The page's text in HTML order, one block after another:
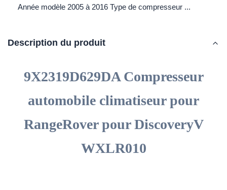
Année modèle 2005 à 2016 Type de compresseur ...
Description du produit
9X2319D629DA Compresseur
automobile climatiseur pour
RangeRover pour DiscoveryV
WXLR010